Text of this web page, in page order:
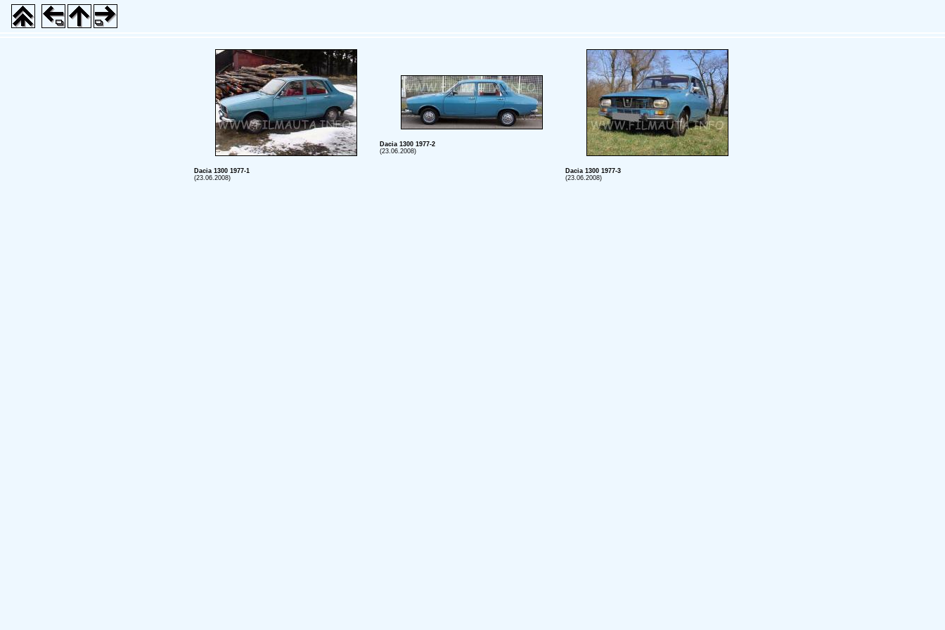
Dacia 1300 1977-1
(23.06.2008)
Dacia 1300 1977-2
(23.06.2008)
Dacia 1300 1977-3
(23.06.2008)